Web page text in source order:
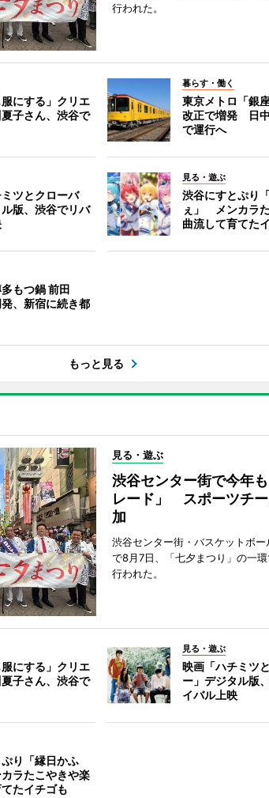
行われた。
服にする」クリエ
子さん、渋谷で
暮らす・働く
東京メトロ「銀
改正で増発 日
で運行へ
ツとクローバ
版、渋谷でリバ
見る・遊ぶ
渋谷にすとぷり
ぇ」 メンカラ
曲流して育てた
もつ鍋 前田
、新宿に続き都
もっと見る
見る・遊ぶ
渋谷センター街で今年
レード」 スポーツチ
加
渋谷センター街・バスケットボー
で8月7日、「七夕まつり」の一
行われた。
服にする」クリエ
子さん、渋谷で
見る・遊ぶ
映画「ハチミツ
ー」デジタル版
イバル上映
り「縁日かふ
ラたこやきや楽
たイチゴも